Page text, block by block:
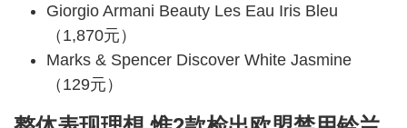
Giorgio Armani Beauty Les Eau Iris Bleu
（1,870元）
Marks & Spencer Discover White Jasmine
（129元）